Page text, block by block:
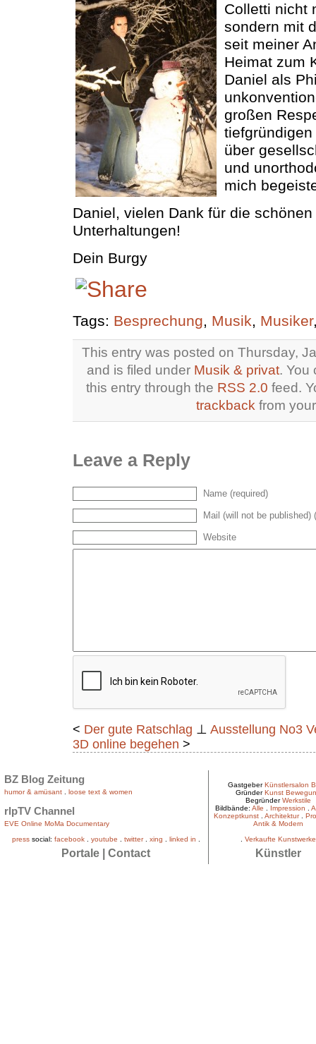
Colletti nicht
sondern mit
seit meiner
Heimat zum
Daniel als
großen
über
und
mich
Daniel, vielen Dank für die
Unterhaltungen!
Dein Burgy
Tags: Besprechung, Musik, Musiker
This entry was posted on Thursday,
and is filed under Musik & privat. You
this entry through the RSS 2.0 feed.
trackback from
Leave a Reply
Name (required)
Mail (will not be published)
Website
< Der gute Ratschlag ⊥ Ausstellung No3
3D online begehen >
BZ Blog Zeitung
humor & amüsant loose text & women
rlpTV Channel
EVE Online MoMa Documentary
presssocial: facebook. youtube twitter. xing linked in
Portale Contact
GastgeberKünstlersalon
GründerKunst
BegründerWerkstile
Bildbände: Alle Impression
Konzeptkunst. Architektur.
Antik & Modern
Verkaufte Kunstwerke
Künstler